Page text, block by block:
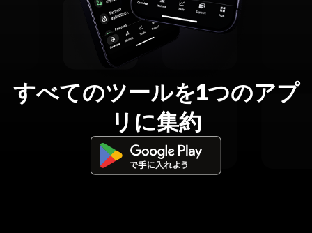
すべてのツールを1つのアプ
リに集約